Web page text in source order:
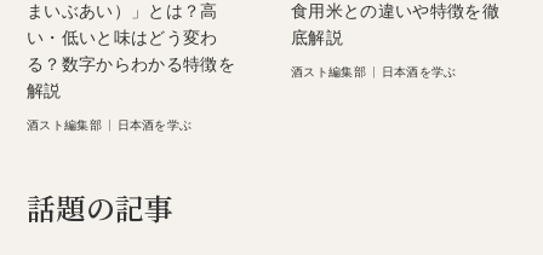
まいぶあい）」とは？高
い・低いと味はどう変わ
る？数字からわかる特徴を
解説
酒スト編集部| 日本酒を学ぶ
食用米との違いや特徴を徹
底解説
酒スト編集部 日本酒を学ぶ
話題の記事